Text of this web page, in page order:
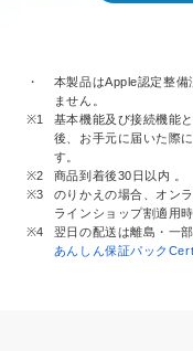
・
本製品はApple認定整備
ません。
※1
基本機能及び接続機能
後、お手元に届いた際
す。
※2
商品到着後30日以内 。
※3
のりかえの場合、オン
ラインショップ割適用時
※4
翌日の配送は離島・一
あんしん保証パック